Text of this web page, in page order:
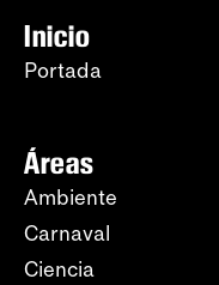
Inicio
Portada
Áreas
Ambiente
Carnaval
Ciencia